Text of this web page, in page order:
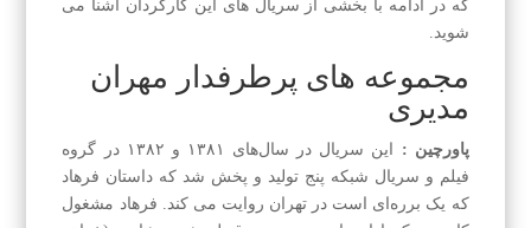
که در ادامه با بخشی از سریال های این کارگردان آشنا می
شوید.
مجموعه های پرطرفدار مهران
مدیری
پاورچین :
این سریال در سال‌های ۱۳۸۱ و ۱۳۸۲ در گروه
فیلم و سریال شبکه پنج تولید و پخش شد که داستان فرهاد
که یک برره‌ای است در تهران روایت می کند. فرهاد مشغول